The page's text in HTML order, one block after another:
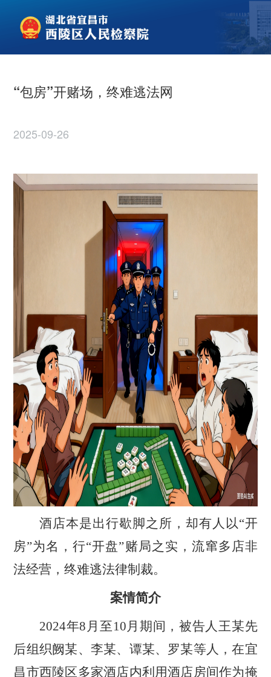
“包房”开赌场，终难逃法网
2025-09-26
酒店本是出行歇脚之所，却有人以“开
房”为名，行“开盘”赌局之实，流窜多店非
法经营，终难逃法律制裁。
案情简介
2024年8月至10月期间，被告人王某先
后组织阙某、李某、谭某、罗某等人，在宜
昌市西陵区多家酒店内利用酒店房间作为掩